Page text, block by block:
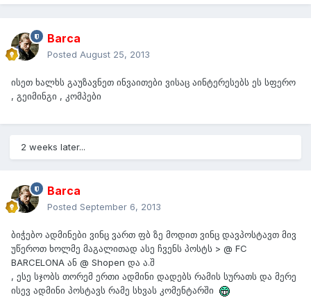
Barca
Posted August 25, 2013
ისეთ ხალხს გაუზავნეთ ინვაითები ვისაც აინტერესებს ეს სფერო
, გეიმინგი , კომპები
2 weeks later...
Barca
Posted September 6, 2013
ბიჭებო ადმინები ვინც ვართ ფბ ზე მოდით ვინც დავპოსტავთ მივ
უწეროთ ხოლმე მაგალითად ასე ჩვენს პოსტს > @ FC
BARCELONA ან @ Shopen და ა.შ
, ესე სჯობს თორემ ერთი ადმინი დადებს რამის სურათს და მერე
ისევ ადმინი პოსტავს რამე სხვას კომენტარში